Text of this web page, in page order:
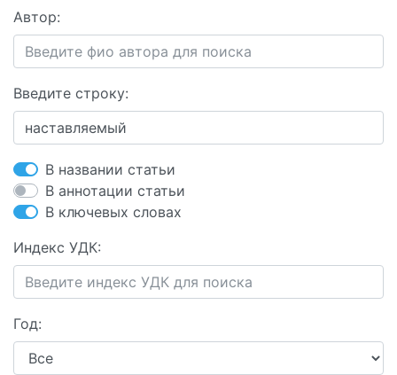
Автор:
Введите строку:
В названии статьи
В аннотации статьи
В ключевых словах
Индекс УДК:
Год: